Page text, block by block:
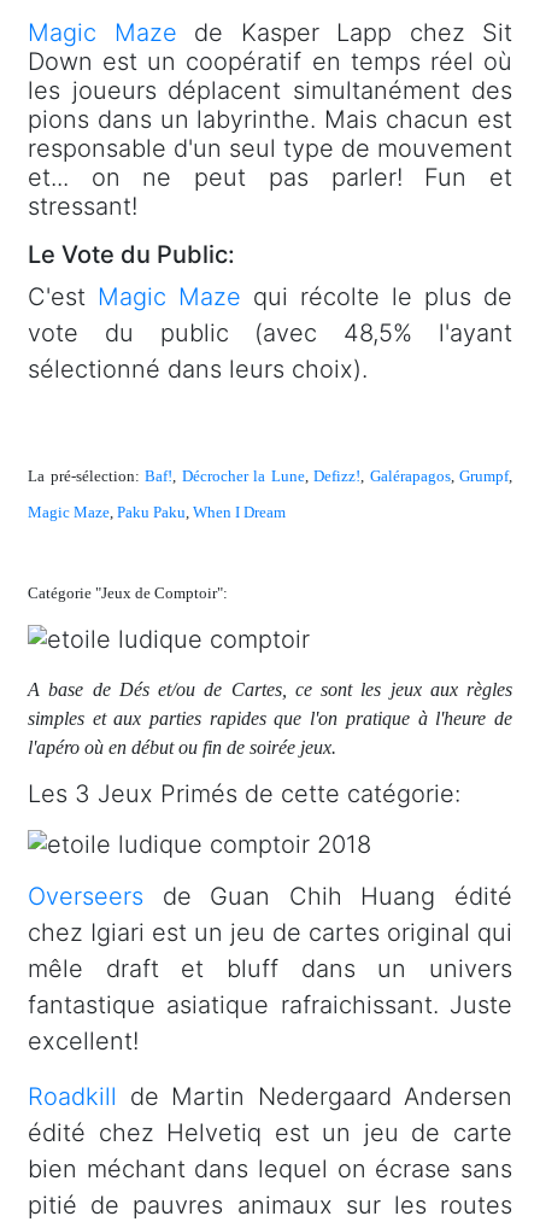
Magic Maze de Kasper Lapp chez Sit
Down est un coopératif en temps réel où
les joueurs déplacent simultanément des
pions dans un labyrinthe. Mais chacun est
responsable d'un seul type de mouvement
et... on ne peut pas parler! Fun et
stressant!
Le Vote du Public:
C'est Magic Maze qui récolte le plus de
vote du public (avec 48,5% l'ayant
sélectionné dans leurs choix).
La pré-sélection: Baf! Décrocher la Lune, Defizz! Galérapagos, Grumpf,
Magic Maze Paku Paku When I Dream
Catégorie "Jeux de Comptoir":
A base de Dés et/ou de Cartes, ce sont les jeux aux règles
simples et aux parties rapides que l'on pratique à l'heure de
l'apéro où en début ou fin de soirée jeux.
Les 3 Jeux Primés de cette catégorie:
Overseers de Guan Chih Huang édité
chez Igiari est un jeu de cartes original qui
mêle draft et bluff dans un univers
fantastique asiatique rafraichissant. Juste
excellent!
Roadkill de Martin Nedergaard Andersen
édité chez Helvetiq est un jeu de carte
bien méchant dans lequel on écrase sans
pitié de pauvres animaux sur les routes